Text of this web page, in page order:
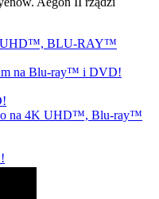
UHD™, BLU-RAY™
na Blu-ray™ i DVD!
na 4K UHD™, Blu-ray™